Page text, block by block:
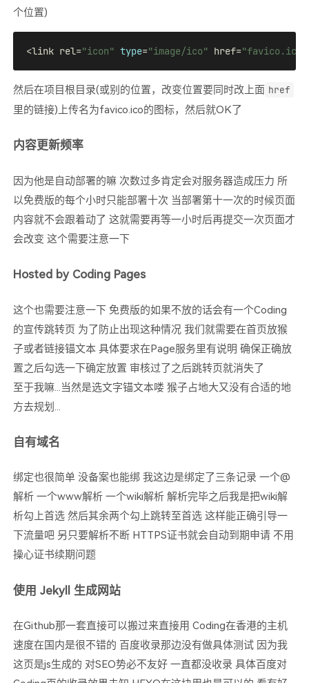
个位置)
<link rel="icon" type="image/ico" href="favico.ico"
然后在项目根目录(或别的位置，改变位置要同时改上面 href
里的链接)上传名为favico.ico的图标，然后就OK了
内容更新频率
因为他是自动部署的嘛 次数过多肯定会对服务器造成压力 所
以免费版的每个小时只能部署十次 当部署第十一次的时候页面
内容就不会跟着动了 这就需要再等一小时后再提交一次页面才
会改变 这个需要注意一下
Hosted by Coding Pages
这个也需要注意一下 免费版的如果不放的话会有一个Coding
的宣传跳转页 为了防止出现这种情况 我们就需要在首页放猴
子或者链接锚文本 具体要求在Page服务里有说明 确保正确放
置之后勾选一下确定放置 审核过了之后跳转页就消失了
至于我嘛...当然是选文字锚文本喽 猴子占地大又没有合适的地
方去规划...
自有域名
绑定也很简单 没备案也能绑 我这边是绑定了三条记录 一个@
解析 一个www解析 一个wiki解析 解析完毕之后我是把wiki解
析勾上首选 然后其余两个勾上跳转至首选 这样能正确引导一
下流量吧 另只要解析不断 HTTPS证书就会自动到期申请 不用
操心证书续期问题
使用 Jekyll 生成网站
在Github那一套直接可以搬过来直接用 Coding在香港的主机
速度在国内是很不错的 百度收录那边没有做具体测试 因为我
这页是js生成的 对SEO势必不友好 一直都没收录 具体百度对